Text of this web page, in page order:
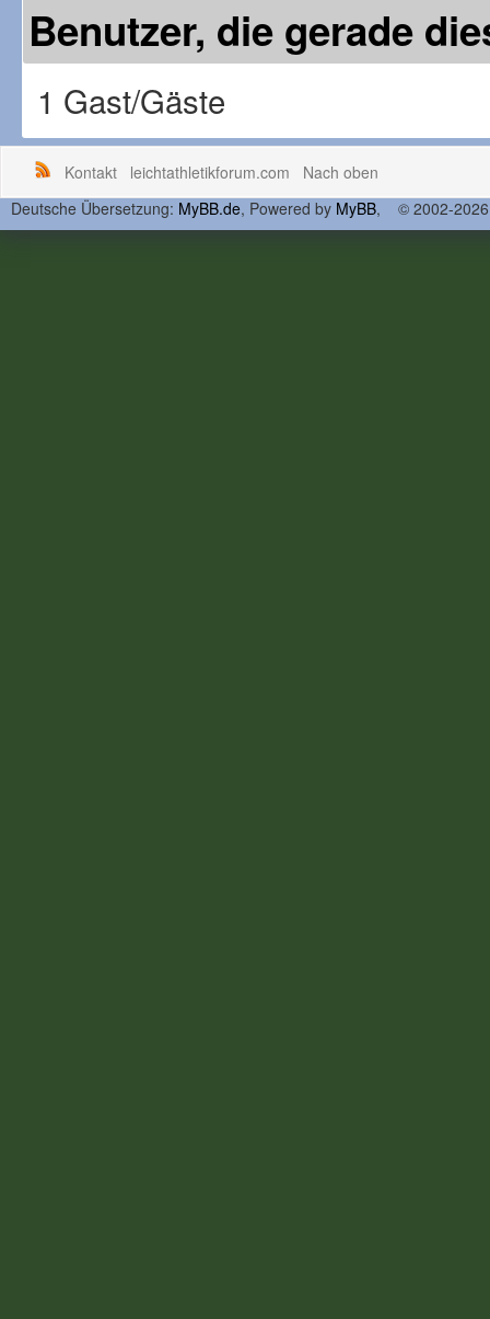
Benutzer, die gerade
1 Gast/Gäste
Kontakt leichtathletikforum.com
Nach oben
Deutsche Übersetzung: MyBB.de, Powered by MyBB, © 2002-